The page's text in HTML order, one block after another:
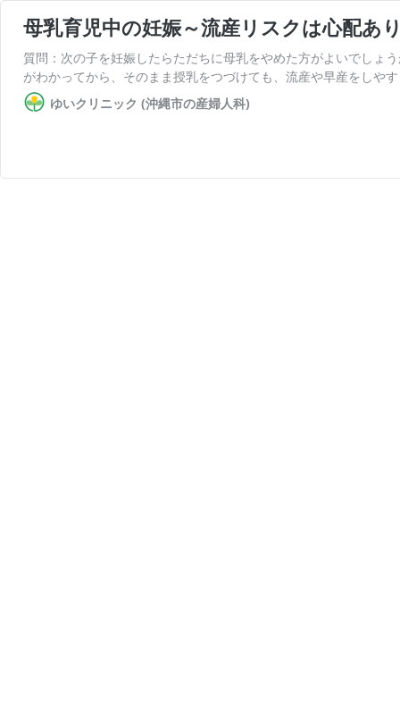
母乳育児中の妊娠～流産リスクは心配あ
質問：次の子を妊娠したらただちに母乳をやめた方がよいでしょ
がわかってから、そのまま授乳をつづけても、流産や早産をしや
ゆいクリニック (沖縄市の産婦人科)